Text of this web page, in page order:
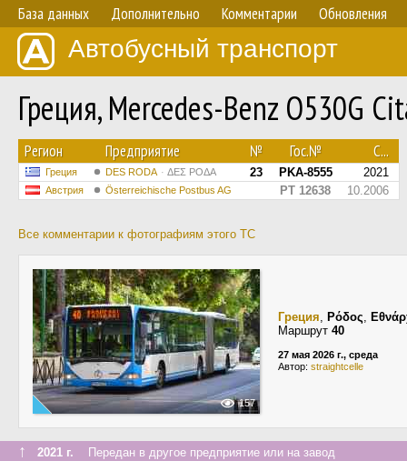
База данных Дополнительно Комментарии Обновления
Автобусный транспорт
Греция, Mercedes-Benz O530G
Регион Предприятие № Гос.№ С...
Греция DES RODA ΔΕΣ ΡΟΔΑ 23 PKA-8555 2021
Австрия Österreichische Postbus AG PT 12638 10.2006
Все комментарии к фотографиям этого ТС
157
Греция, Ρόδος,
Маршрут 40
27 мая 2026 г., среда
Автор: straightcelle
↑ 2021 г. Передан в другое предприятие или на завод